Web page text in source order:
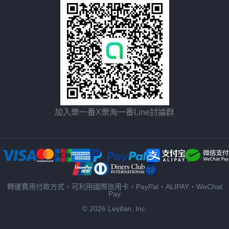
加入樂一番X樂淘一番Line討論群
轉運費用付款方式，可利用國際信用卡・PayPal・ALIPAY・WeChat
Pay
© 2026 Leyifan, Inc.